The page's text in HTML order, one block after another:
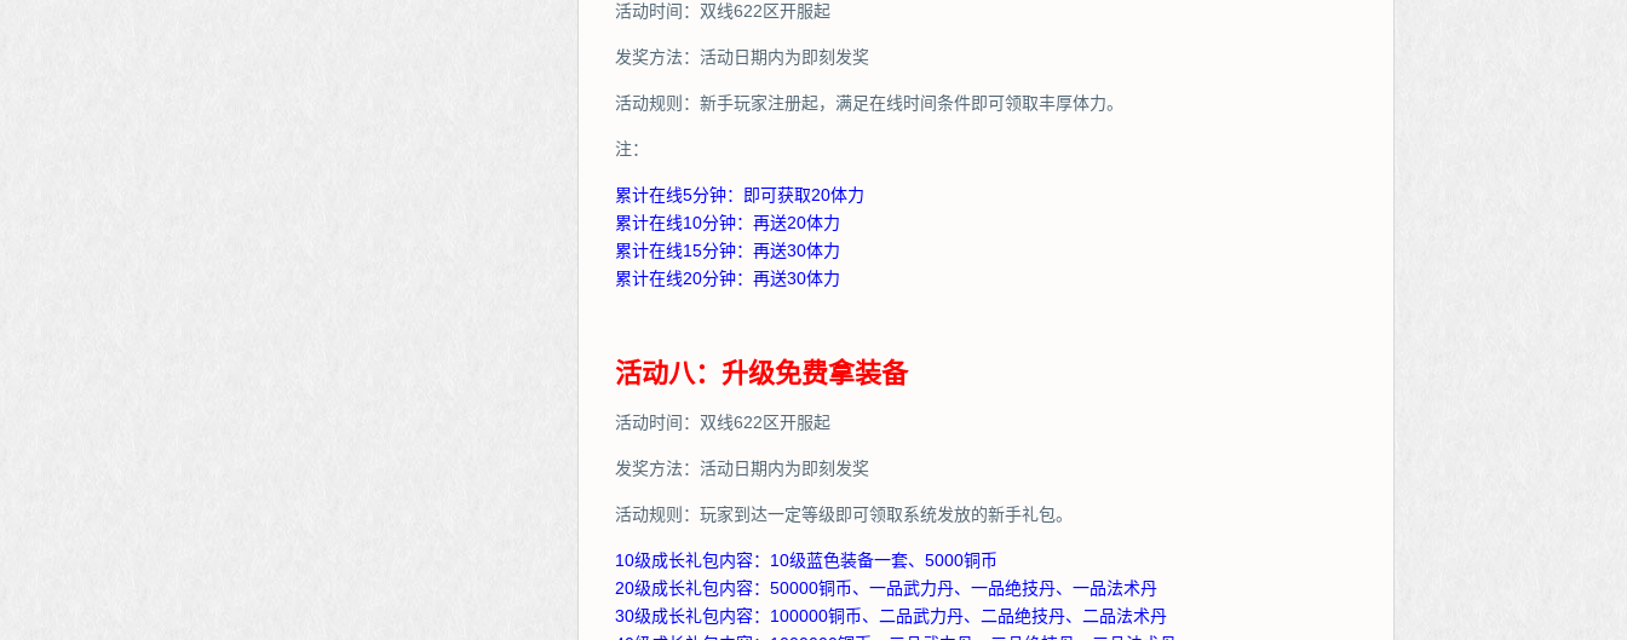
活动时间：双线622区开服起
发奖方法：活动日期内为即刻发奖
活动规则：新手玩家注册起，满足在线时间条件即可领取丰厚体力。
注：
累计在线5分钟：即可获取20体力
累计在线10分钟：再送20体力
累计在线15分钟：再送30体力
累计在线20分钟：再送30体力
活动八：升级免费拿装备
活动时间：双线622区开服起
发奖方法：活动日期内为即刻发奖
活动规则：玩家到达一定等级即可领取系统发放的新手礼包。
10级成长礼包内容：10级蓝色装备一套、5000铜币
20级成长礼包内容：50000铜币、一品武力丹、一品绝技丹、一品法术丹
30级成长礼包内容：100000铜币、二品武力丹、二品绝技丹、二品法术丹